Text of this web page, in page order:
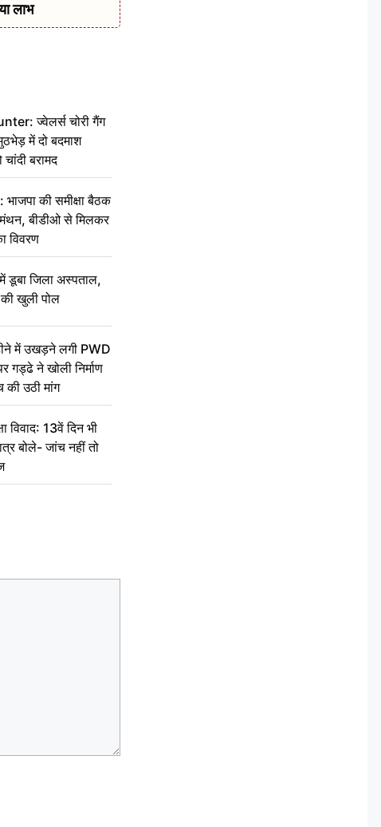
लाभ
ज्वेलर्स चोरी गैंग
में दो बदमाश
बरामद
की समीक्षा बैठक
बीडीओ से मिलकर
विवरण
डूबा जिला अस्पताल,
खुली पोल
में उखड़ने लगी PWD
ने खोली निर्माण
की उठी मांग
विवाद: 13वें दिन भी
बोले- जांच नहीं तो